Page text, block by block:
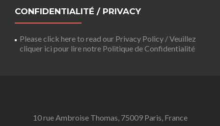
CONFIDENTIALITÉ / PRIVACY
Please click here to read our Privacy Policy / Veuillez
cliquer ici pour lire notre Politique de Confidentialité
10 rue Ambroise Thomas, 75009 Paris, France